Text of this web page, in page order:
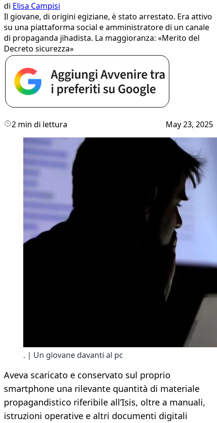
di Elisa Campisi
Il giovane, di origini egiziane, è stato arrestato. Era attivo
su una piattaforma social e amministratore di un canale
di propaganda jihadista. La maggioranza: «Merito del
Decreto sicurezza»
2 min di lettura May 23, 2025
. | Un giovane davanti al pc
Aveva scaricato e conservato sul proprio
smartphone una rilevante quantità di materiale
propagandistico riferibile all’Isis, oltre a manuali,
istruzioni operative e altri documenti digitali